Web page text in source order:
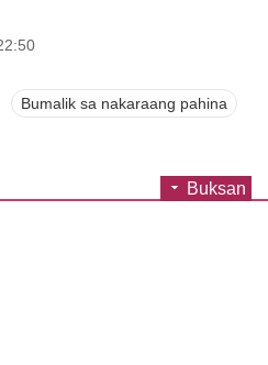
Bumalik sa nakaraang pahina
Buksan